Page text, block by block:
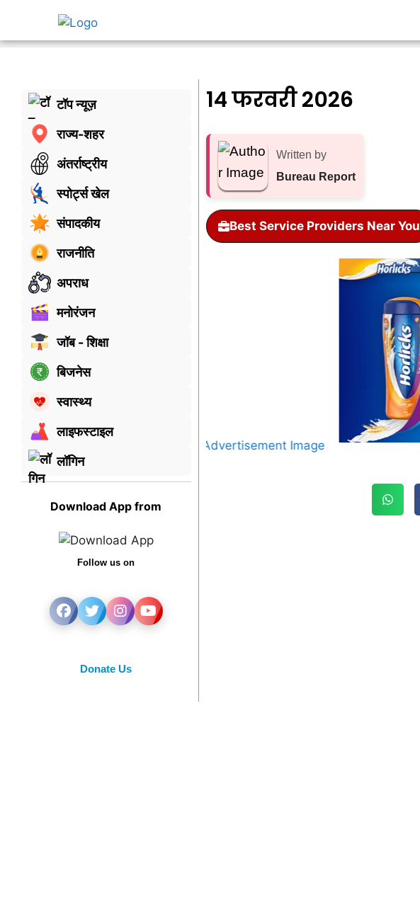
टॉप न्यूज़
राज्य-शहर
अंतर्राष्ट्रीय
स्पोर्ट्स खेल
संपादकीय
राजनीति
अपराध
मनोरंजन
जॉब - शिक्षा
बिजनेस
स्वास्थ्य
लाइफस्टाइल
लॉगिन
Download App from
Follow us on
Donate Us
14 फरवरी 2026
Written by
Bureau Report
Best Service Providers Near You